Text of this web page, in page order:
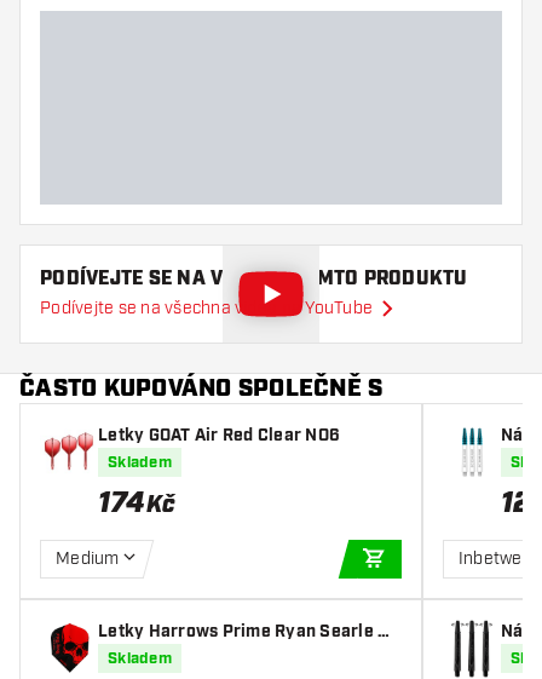
PODÍVEJTE SE NA VIDEO O TOMTO PRODUKTU
Podívejte se na všechna videa na YouTube
ČASTO KUPOVÁNO SPOLEČNĚ S
Letky GOAT Air Red Clear NO6
Skladem
174Kč
Medium
PŘIDAT DO KOŠÍKU
Letky Harrows Prime Ryan Searle NO
6Skladem
Inbetween
k